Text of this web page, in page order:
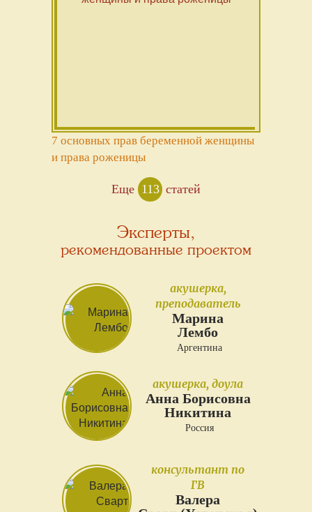
7 основных прав беременной женщины
и права роженицы
Еще 113 статей
Эксперты,
рекомендованные проектом
акушерка,
преподаватель
Марина
Лембо
Аргентина
акушерка, доула
Анна Борисовна
Никитина
Россия
консультант по
ГВ
Валера